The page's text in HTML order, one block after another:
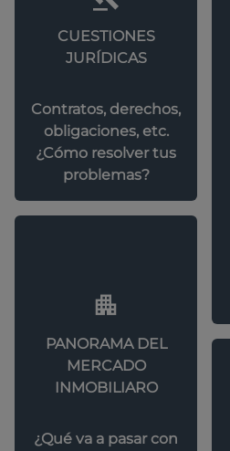
CUESTIONES
JURÍDICAS
Contratos, derechos,
obligaciones, etc.
¿Cómo resolver tus
problemas?
PANORAMA DEL
MERCADO
INMOBILIARO
¿Qué va a pasar con